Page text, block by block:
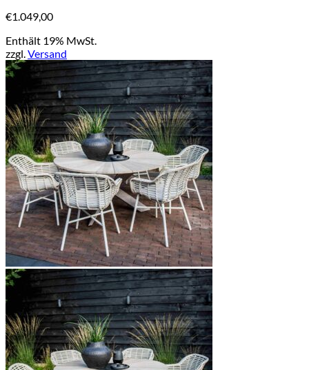
€1.049,00
Enthält 19% MwSt.
zzgl.Versand